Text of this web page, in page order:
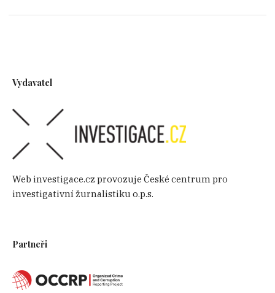
Vydavatel
Web investigace.cz provozuje České centrum pro
investigativní žurnalistiku o.p.s.
Partneři